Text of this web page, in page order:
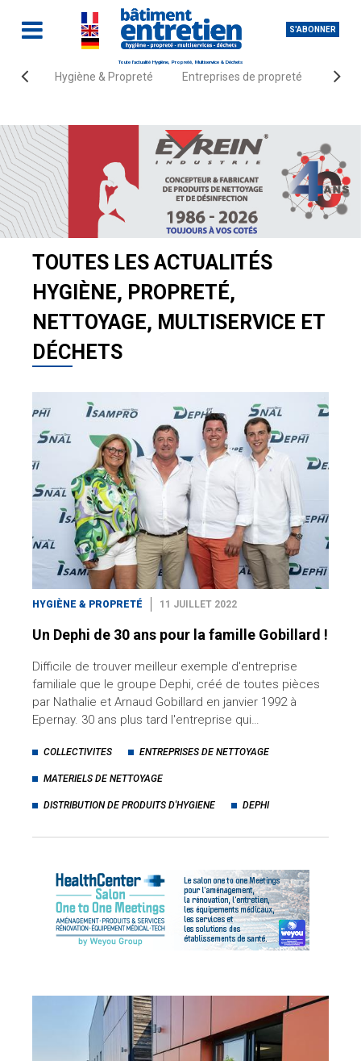
S'ABONNER
Toute l'actualité Hygiène, Propreté, Multiservice & Déchets
Hygiène & Propreté Entreprises de propreté
Accueil Actualités Hygiène & Propreté
TOUTES LES ACTUALITÉS
HYGIÈNE, PROPRETÉ,
NETTOYAGE, MULTISERVICE ET
DÉCHETS
HYGIÈNE & PROPRETÉ 11 JUILLET 2022
Un Dephi de 30 ans pour la famille Gobillard !
Difficile de trouver meilleur exemple d'entreprise
familiale que le groupe Dephi, créé de toutes pièces
par Nathalie et Arnaud Gobillard en janvier 1992 à
Epernay. 30 ans plus tard l'entreprise qui…
COLLECTIVITES ENTREPRISES DE NETTOYAGE
MATERIELS DE NETTOYAGE
DISTRIBUTION DE PRODUITS D'HYGIENE DEPHI